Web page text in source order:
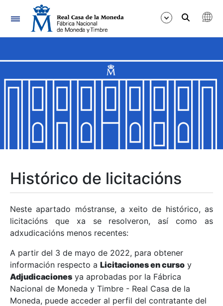
Navegación
Mostrar/Ocultar
Mostrar/Ocultar
Mostrar/Ocultar
Mostrar/Ocultar
Mostrar/Ocultar
Mostrar/Ocultar
Histórico de licitacións
Neste apartado móstranse, a xeito de histórico, as
licitacións que xa se resolveron, así como as
adxudicacións menos recentes:
A partir del 3 de mayo de 2022, para obtener
información respecto a Licitaciones en curso y
Adjudicaciones ya aprobadas por la Fábrica
Nacional de Moneda y Timbre - Real Casa de la
Moneda, puede acceder al perfil del contratante del